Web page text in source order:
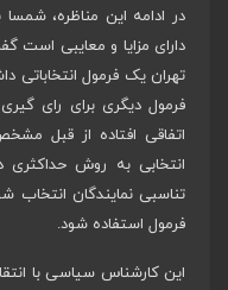
در ادامه این مناظره، شمسا
دارای مزایا و معایبی است
تهران یک فرمول انتخاباتی
فرمول دیگری برای رای
تناسبی نمایندگان انتخاب
فرمول استفاده شود.
این کارشناس سیاسی با